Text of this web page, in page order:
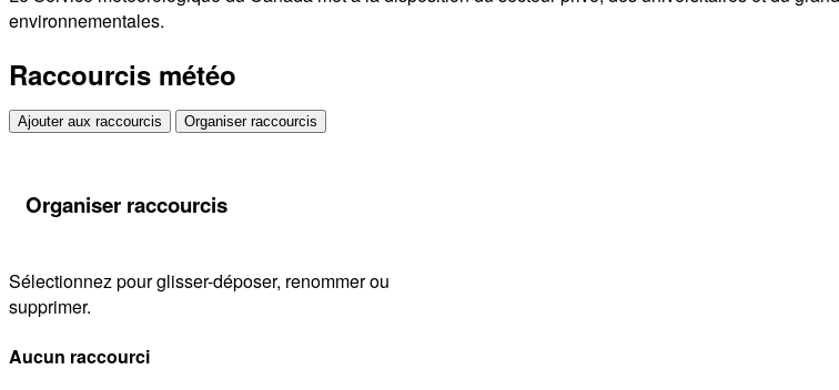
environnementales.
Raccourcis météo
Ajouter aux raccourcis Organiser raccourcis
Organiser raccourcis
Sélectionnez pour glisser-déposer, renommer ou
supprimer.
Aucun raccourci